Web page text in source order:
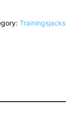
Trainingsjacks